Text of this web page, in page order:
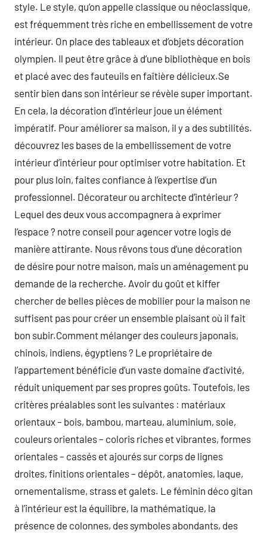
style. Le style, qu’on appelle classique ou néoclassique,
est fréquemment très riche en embellissement de votre
intérieur. On place des tableaux et d’objets décoration
olympien. Il peut être grâce à d’une bibliothèque en bois
et placé avec des fauteuils en faîtière délicieux.Se
sentir bien dans son intérieur se révèle super important.
En cela, la décoration d’intérieur joue un élément
impératif. Pour améliorer sa maison, il y a des subtilités.
découvrez les bases de la embellissement de votre
intérieur d’intérieur pour optimiser votre habitation. Et
pour plus loin, faites confiance à l’expertise d’un
professionnel. Décorateur ou architecte d’intérieur ?
Lequel des deux vous accompagnera à exprimer
l’espace ? notre conseil pour agencer votre logis de
manière attirante. Nous rêvons tous d’une décoration
de désire pour notre maison, mais un aménagement pu
demande de la recherche. Avoir du goût et kiffer
chercher de belles pièces de mobilier pour la maison ne
suffisent pas pour créer un ensemble plaisant où il fait
bon subir.Comment mélanger des couleurs japonais,
chinois, indiens, égyptiens ? Le propriétaire de
l’appartement bénéficie d’un vaste domaine d’activité,
réduit uniquement par ses propres goûts. Toutefois, les
critères préalables sont les suivantes : matériaux
orientaux – bois, bambou, marteau, aluminium, soie,
couleurs orientales – coloris riches et vibrantes, formes
orientales – cassés et ajourés sur corps de lignes
droites, finitions orientales – dépôt, anatomies, laque,
ornementalisme, strass et galets. Le féminin déco gitan
à l’intérieur est la équilibre, la mathématique, la
présence de colonnes, des symboles abondants, des